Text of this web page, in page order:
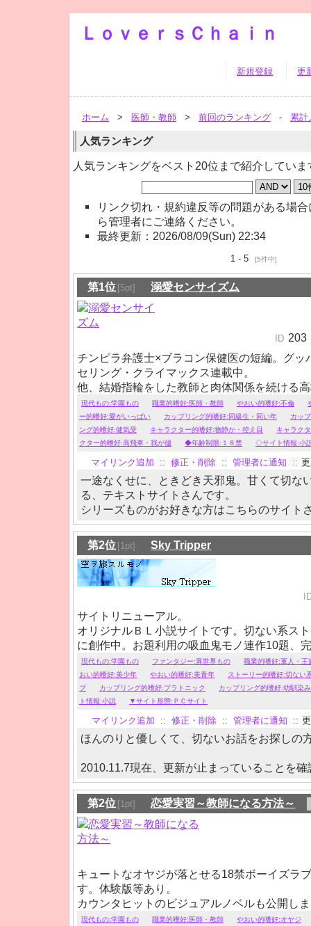
ＬｏｖｅｒｓＣｈａｉｎ
新規登録 更
ホーム > 医師・教師 > 前回のランキング - 累計
人気ランキング
人気ランキングをベスト20位まで紹介していま
リンク切れ・規約違反等の問題がある場合
ら管理者にご連絡ください。
最終更新：2026/08/09(Sun) 22:34
1 - 5 [5件中]
第1位 [5pt] 溺愛センサイズム
ID 203
チンピラ弁護士×ブラコン保健医の短編。グッ
セリング・クライマックス連載中。
他、結婚指輪をした教師と肉体関係を続ける
少し鬼畜な寮長にひたすら振り回される弱気
など、甘く切ない物語がお好みの方はどうぞ
現代もの:学園もの 職業的嗜好:医師・教師 やおい的嗜好:不倫
ー的嗜好:愛がいっぱい
カップリング的嗜好:同級生・同い年
カッ
ング的嗜好:健気受
キャラクター的嗜好:物静か・控え目
キャラク
クター的嗜好:高飛車・我が儘
◆年齢制限:１８禁 ◇サイト情報:小
マイリンク追加 :: 修正・削除 :: 管理者に通知 ::
一途なくせに、ときどき天邪鬼。甘くて切な
る、テキストサイトさんです。
シリーズものがお好きな方はこちらのサイト
第2位 [1pt] Sky Tripper
サイトリニューアル。
オリジナルＢＬ小説サイトです。切ない系ス
に創作中。お題利用の吸血鬼モノ連作10題、
×少年・生徒×保険医・異世界ものetc.
現代もの:学園もの ファンタジー:異世界もの
職業的嗜好:軍人・王
おい的嗜好:美少年
やおい的嗜好:美青年
ストーリー的嗜好:切ない
ブ
カップリング的嗜好:プラトニック
カップリング的嗜好:幼馴染み
ト情報:小説
▼サイト形態:ＰＣサイト
マイリンク追加 :: 修正・削除 :: 管理者に通知 ::
ほんのりと優しくて、切ないお話をお探しの
2010.11.7現在、更新が止まっていることを確
第2位 [1pt] 恋愛実習～教師になる方法～
キュートなオヤジが落とせる18禁ボーイズラ
す。体験版等あり。
カウンタヒットのビジュアルノベルも公開し
現代もの:学園もの 職業的嗜好:医師・教師
やおい的嗜好:オヤジ